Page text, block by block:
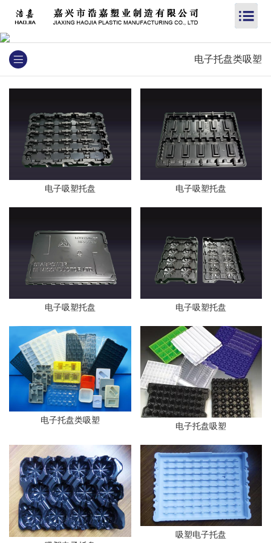
电子托盘类吸塑
电子吸塑托盘 电子吸塑托盘
电子吸塑托盘 电子吸塑托盘
电子托盘类吸塑
电子托盘吸塑
吸塑电子托盘